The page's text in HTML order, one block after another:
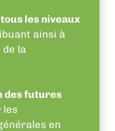
les niveaux
ainsi à
la
des futures
les
en